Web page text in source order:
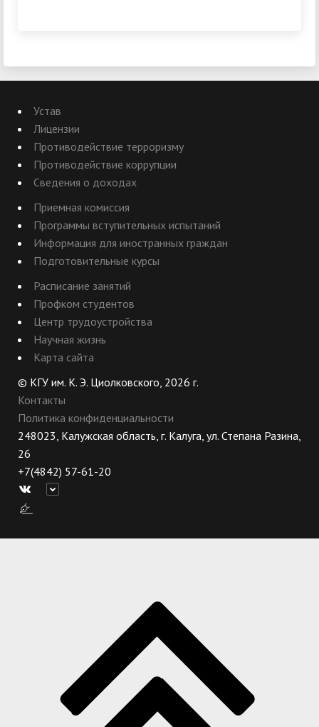
Устав
Лицензии
Противодействие терроризму
Противодействие коррупции
Сведения о доходах
Приемная комиссия
Программы вступительных испытаний
Информация для иностранных граждан
Подготовительные курсы
Расписание занятий
Профком студентов
Центр трудоустройства
Научная жизнь
Карта сайта
© КГУ им. К. Э. Циолковского, 2026 г.
Контакты
Политика конфиденциальности
248023, Калужская область, г. Калуга, ул. Степана Разина,
26
+7(4842) 57-61-20